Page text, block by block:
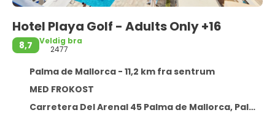
Hotel Playa Golf - Adults Only +16
8,7
Veldig bra
2477
Palma de Mallorca - 11,2 km fra sentrum
MED FROKOST
Carretera Del Arenal 45 Palma de Mallorca, Palma de Mallorca 7600